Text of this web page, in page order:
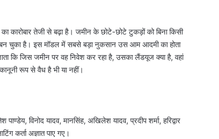
कारोबार तेजी से बढ़ा है। जमीन के छोटे-छोटे टुकड़ों को बिना किसी
बन चुका है। इस मॉडल में सबसे बड़ा नुकसान उस आम आदमी का होता
कि जिस जमीन पर वह निवेश कर रहा है, उसका लैंडयूज क्या है, वहां
रूप से वैध है भी या नहीं।
विनोद यादव, मानसिंह, अखिलेश यादव, प्रदीप शर्मा, हरिद्वार
कर्ता अज्ञात पाए गए।